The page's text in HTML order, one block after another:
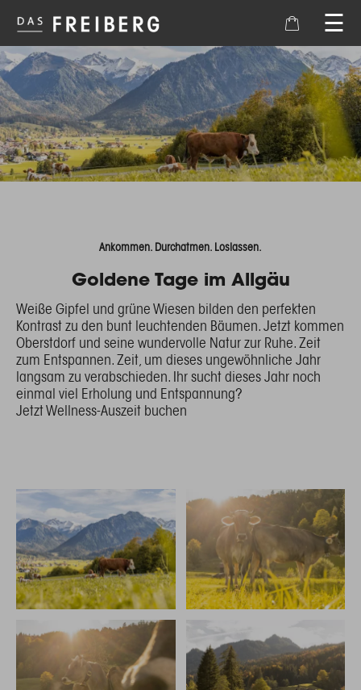
☰
×
Warenkorb ist leer
Ankommen. Durchatmen. Loslassen.
Goldene Tage im Allgäu
Weiße Gipfel und grüne Wiesen bilden den perfekten
Kontrast zu den bunt leuchtenden Bäumen. Jetzt kommen
Oberstdorf und seine wundervolle Natur zur Ruhe. Zeit
zum Entspannen. Zeit, um dieses ungewöhnliche Jahr
langsam zu verabschieden. Ihr sucht dieses Jahr noch
einmal viel Erholung und Entspannung?
Jetzt Wellness-Auszeit buchen